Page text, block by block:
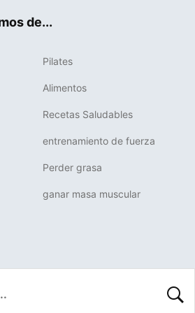
de...
Pilates
Alimentos
Recetas Saludables
entrenamiento de fuerza
Perder grasa
ganar masa muscular